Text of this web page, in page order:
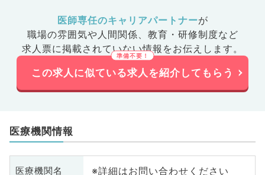
医師専任のキャリアパートナーが
職場の雰囲気や人間関係、 教育・研修制度など
求人票に掲載されていない情報をお伝えします。
この求人に似ている求人を紹介してもらう
医療機関情報
医療機関名 ※詳細はお問い合わせください